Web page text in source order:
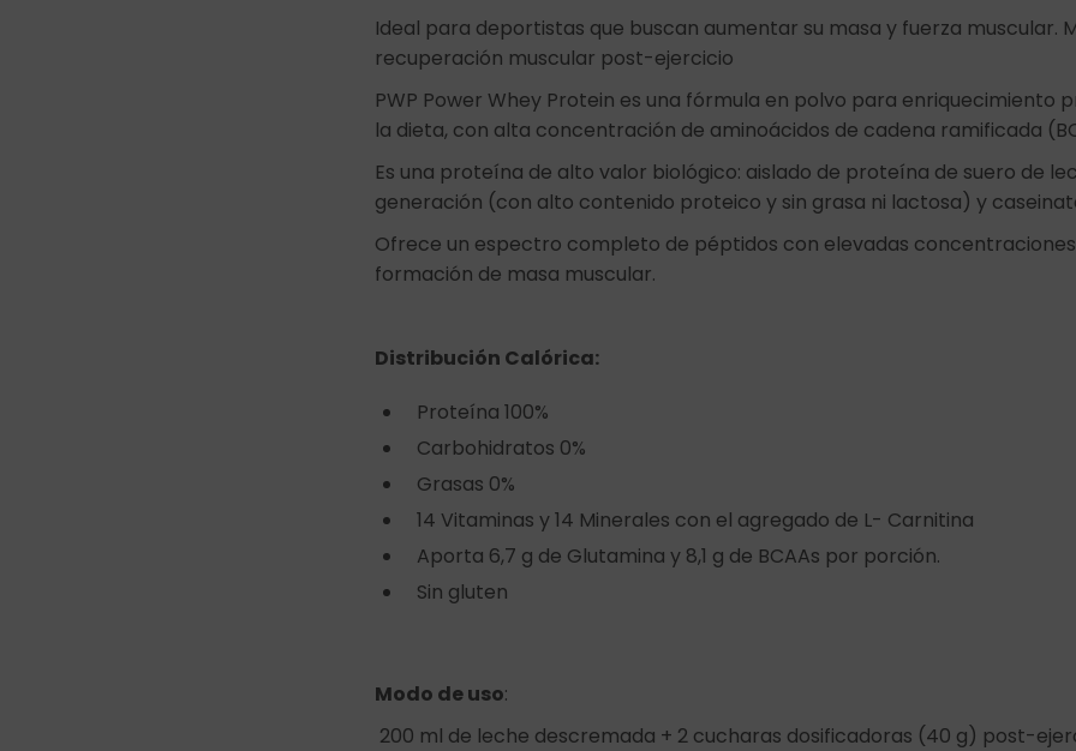
Ideal para deportistas que buscan aumentar su masa y fuerza muscular.
recuperación muscular post-ejercicio
PWP Power Whey Protein es una fórmula en polvo para enriquecimiento
la dieta, con alta concentración de aminoácidos de cadena ramificada
Es una proteína de alto valor biológico: aislado de proteína de suero de
generación (con alto contenido proteico y sin grasa ni lactosa) y
Ofrece un espectro completo de péptidos con elevadas
formación de masa muscular.
Distribución Calórica:
Proteína 100%
Carbohidratos 0%
Grasas 0%
14 Vitaminas y 14 Minerales con el agregado de L- Carnitina
Aporta 6,7 g de Glutamina y 8,1 g de BCAAs por porción.
Sin gluten
Modo de uso:
200 ml de leche descremada + 2 cucharas dosificadoras (40 g) post-